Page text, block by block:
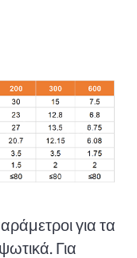
για τα
Για